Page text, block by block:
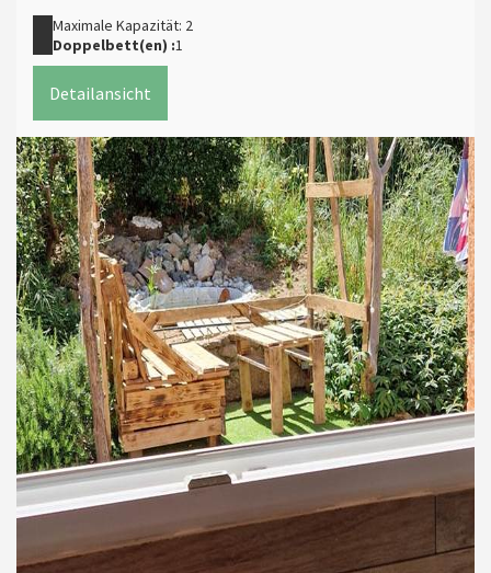
Maximale Kapazität: 2
Doppelbett(en) :1
Detailansicht